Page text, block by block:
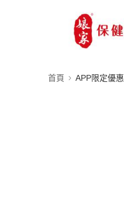
首頁 APP限定優惠